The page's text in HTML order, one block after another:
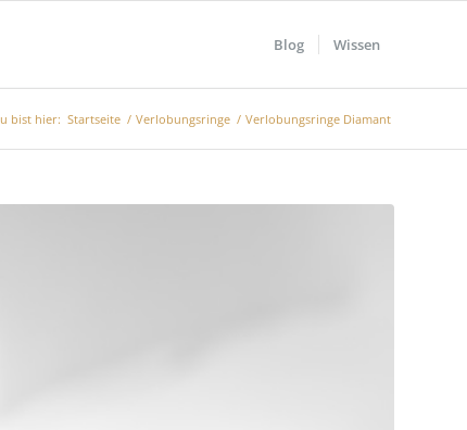
Blog Wissen
bist hier: Startseite / Verlobungsringe / Verlobungsringe Diamant